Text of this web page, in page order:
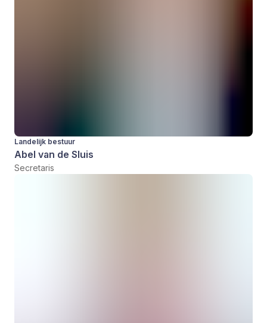
Landelijk bestuur
Abel van de Sluis
Secretaris